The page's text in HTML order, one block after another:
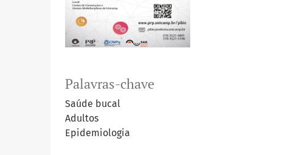
Palavras-chave
Saúde bucal
Adultos
Epidemiologia